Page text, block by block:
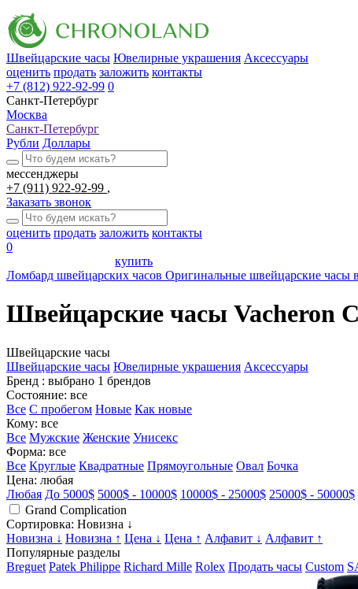
Швейцарские часы Ювелирные украшения Аксессуары
оценить продать заложить контакты
+7 (812) 922-92-99 0
Санкт-Петербург
Москва
Санкт-Петербург
Рубли Доллары
мессенджеры
+7 (911) 922-92-99
Заказать звонок
оценить продать заложить контакты
0
купить
Ломбард швейцарских часов Оригинальные швейцарские часы
Швейцарские часы Vacheron
Швейцарские часы
Швейцарские часы Ювелирные украшения Аксессуары
Бренд : выбрано 1 брендов
Состояние: все
Все С пробегом Новые Как новые
Кому: все
Все Мужские Женские Унисекс
Форма: все
Все Круглые Квадратные Прямоугольные Овал Бочка
Цена: любая
Любая До 5000$ 5000$ - 10000$ 10000$ - 25000$ 25000$ - 50000$
Grand Complication
Сортировка: Новизна ↓
Новизна ↓ Новизна ↑ Цена ↓ Цена ↑ Алфавит ↓ Алфавит ↑
Популярные разделы
Breguet Patek Philippe Richard Mille Rolex Продать часы Custom